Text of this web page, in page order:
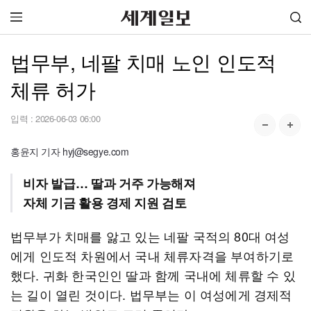
법무부, 네팔 치매 노인 인도적
체류 허가
입력 : 2026-06-03 06:00
홍윤지 기자 hyj@segye.com
비자 발급… 딸과 거주 가능해져
자체 기금 활용 경제 지원 검토
법무부가 치매를 앓고 있는 네팔 국적의 80대 여성
에게 인도적 차원에서 국내 체류자격을 부여하기로
했다. 귀화 한국인인 딸과 함께 국내에 체류할 수 있
는 길이 열린 것이다. 법무부는 이 여성에게 경제적